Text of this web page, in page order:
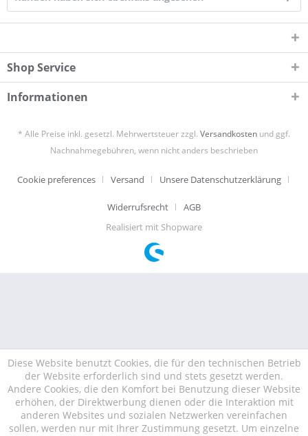
Shop Service
Informationen
* Alle Preise inkl. gesetzl. Mehrwertsteuer zzgl. Versandkosten und ggf.
Nachnahmegebühren, wenn nicht anders beschrieben
Cookie preferences Versand Unsere Datenschutzerklärung
Widerrufsrecht
AGB
Realisiert mit Shopware
Diese Website benutzt Cookies, die für den technischen Betrieb
der Website erforderlich sind und stets gesetzt werden.
Andere Cookies, die den Komfort bei Benutzung dieser Website
erhöhen, der Direktwerbung dienen oder die Interaktion mit
anderen Websites und sozialen Netzwerken vereinfachen
sollen, werden nur mit Ihrer Zustimmung gesetzt. Um einzelne